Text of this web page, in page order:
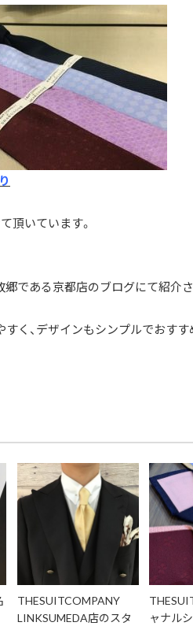
頂いています。
である京都店のブログにて紹介
く、デザインもシンプルでおすす
THESUITCOMPANY
LINKSUMEDA店のスタ
ャナル